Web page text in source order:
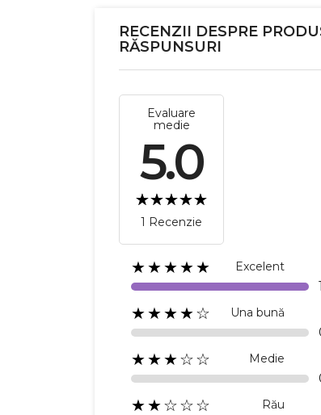
RECENZII DESPRE
RĂSPUNSURI
Evaluare
medie
5.0
1 Recenzie
★★★★★ Excelent
1
★★★★☆ Una bună
★★★☆☆ Medie
★★☆☆☆ Rău